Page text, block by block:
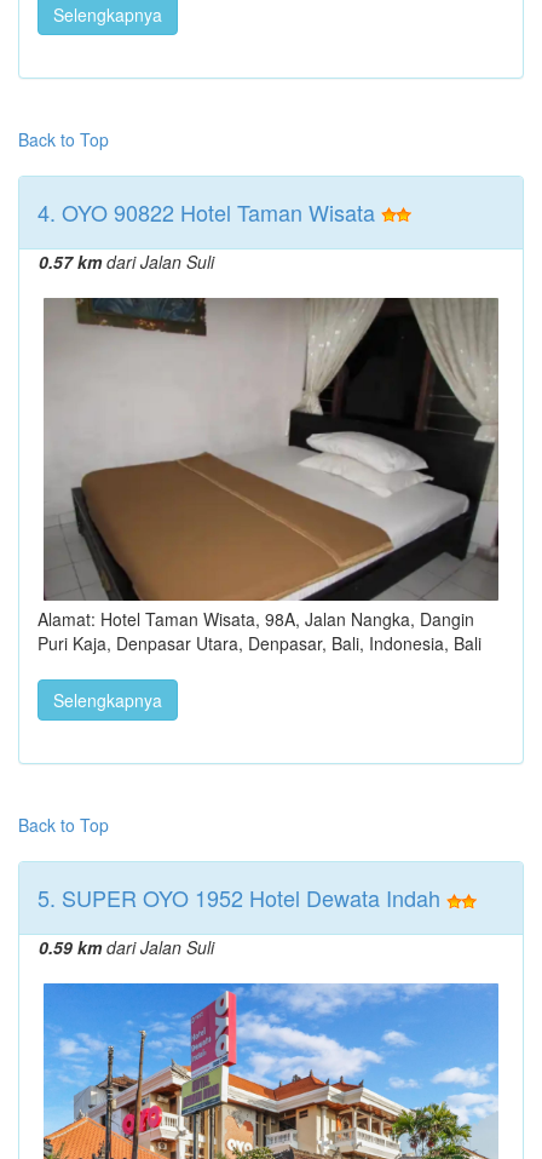
Selengkapnya
Back to Top
4. OYO 90822 Hotel Taman Wisata
0.57 kmdari Jalan Suli
Alamat: Hotel Taman Wisata, 98A, Jalan Nangka, Dangin
Puri Kaja, Denpasar Utara, Denpasar, Bali, Indonesia, Bali
Selengkapnya
Back to Top
5. SUPER OYO 1952 Hotel Dewata Indah
0.59 kmdari Jalan Suli